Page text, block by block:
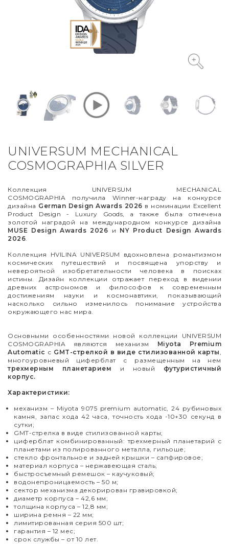
UNIVERSUM MECHANICAL
COSMOGRAPHIA SILVER
Коллекция UNIVERSUM MECHANICAL
COSMOGRAPHIA получила Winner-награду на конкурсе
дизайна German Design Awards 2026 в номинации Excellent
Product Design - Luxury Goods, а также была отмечена
золотой наградой на международном конкурсе дизайна
MUSE Design Awards 2026 и NY Product Design Awards
2026.
Коллекция HVILINA UNIVERSUM вдохновлена романтизмом
космических путешествий и посвящена упорству и
невероятной изобретательности человека в поисках
истины. Дизайн коллекции отражает переход в видении
древних астрономов и философов к современным
достижениям науки и космонавтики, показывающий
насколько сильно изменилось понимание устройства
окружающего нас мира.
Основными особенностями новой коллекции UNIVERSUM
COSMOGRAPHIA являются механизм Miyota Premium
Automatic с GMT-стрелкой в виде стилизованной карты,
многоуровневый циферблат с размещенным на нем
трехмерным планетарием и новый футуристичный
корпус.
Характеристики:
механизм – Miyota 9075 premium automatic, 24 рубиновых
камня, запас хода 42 часа, точность хода -10+30 секунд в
сутки;
GMT-стрелка в виде стилизованной карты;
циферблат комбинированный: трехмерный планетарий с
планетами из полированного металла, гильоше;
стекло фронтальное и задней крышки – сапфировое;
материал корпуса – нержавеющая сталь;
быстросъемный ремешок – каучуковый;
водонепроницаемость – 50 м;
сектор механизма декорирован гравировкой;
диаметр корпуса – 42,6 мм;
толщина корпуса – 12,8 мм;
ширина ремня – 22 мм;
лимитированная серия 500 шт;
гарантия – 12 мес;
срок службы – от 10 лет.